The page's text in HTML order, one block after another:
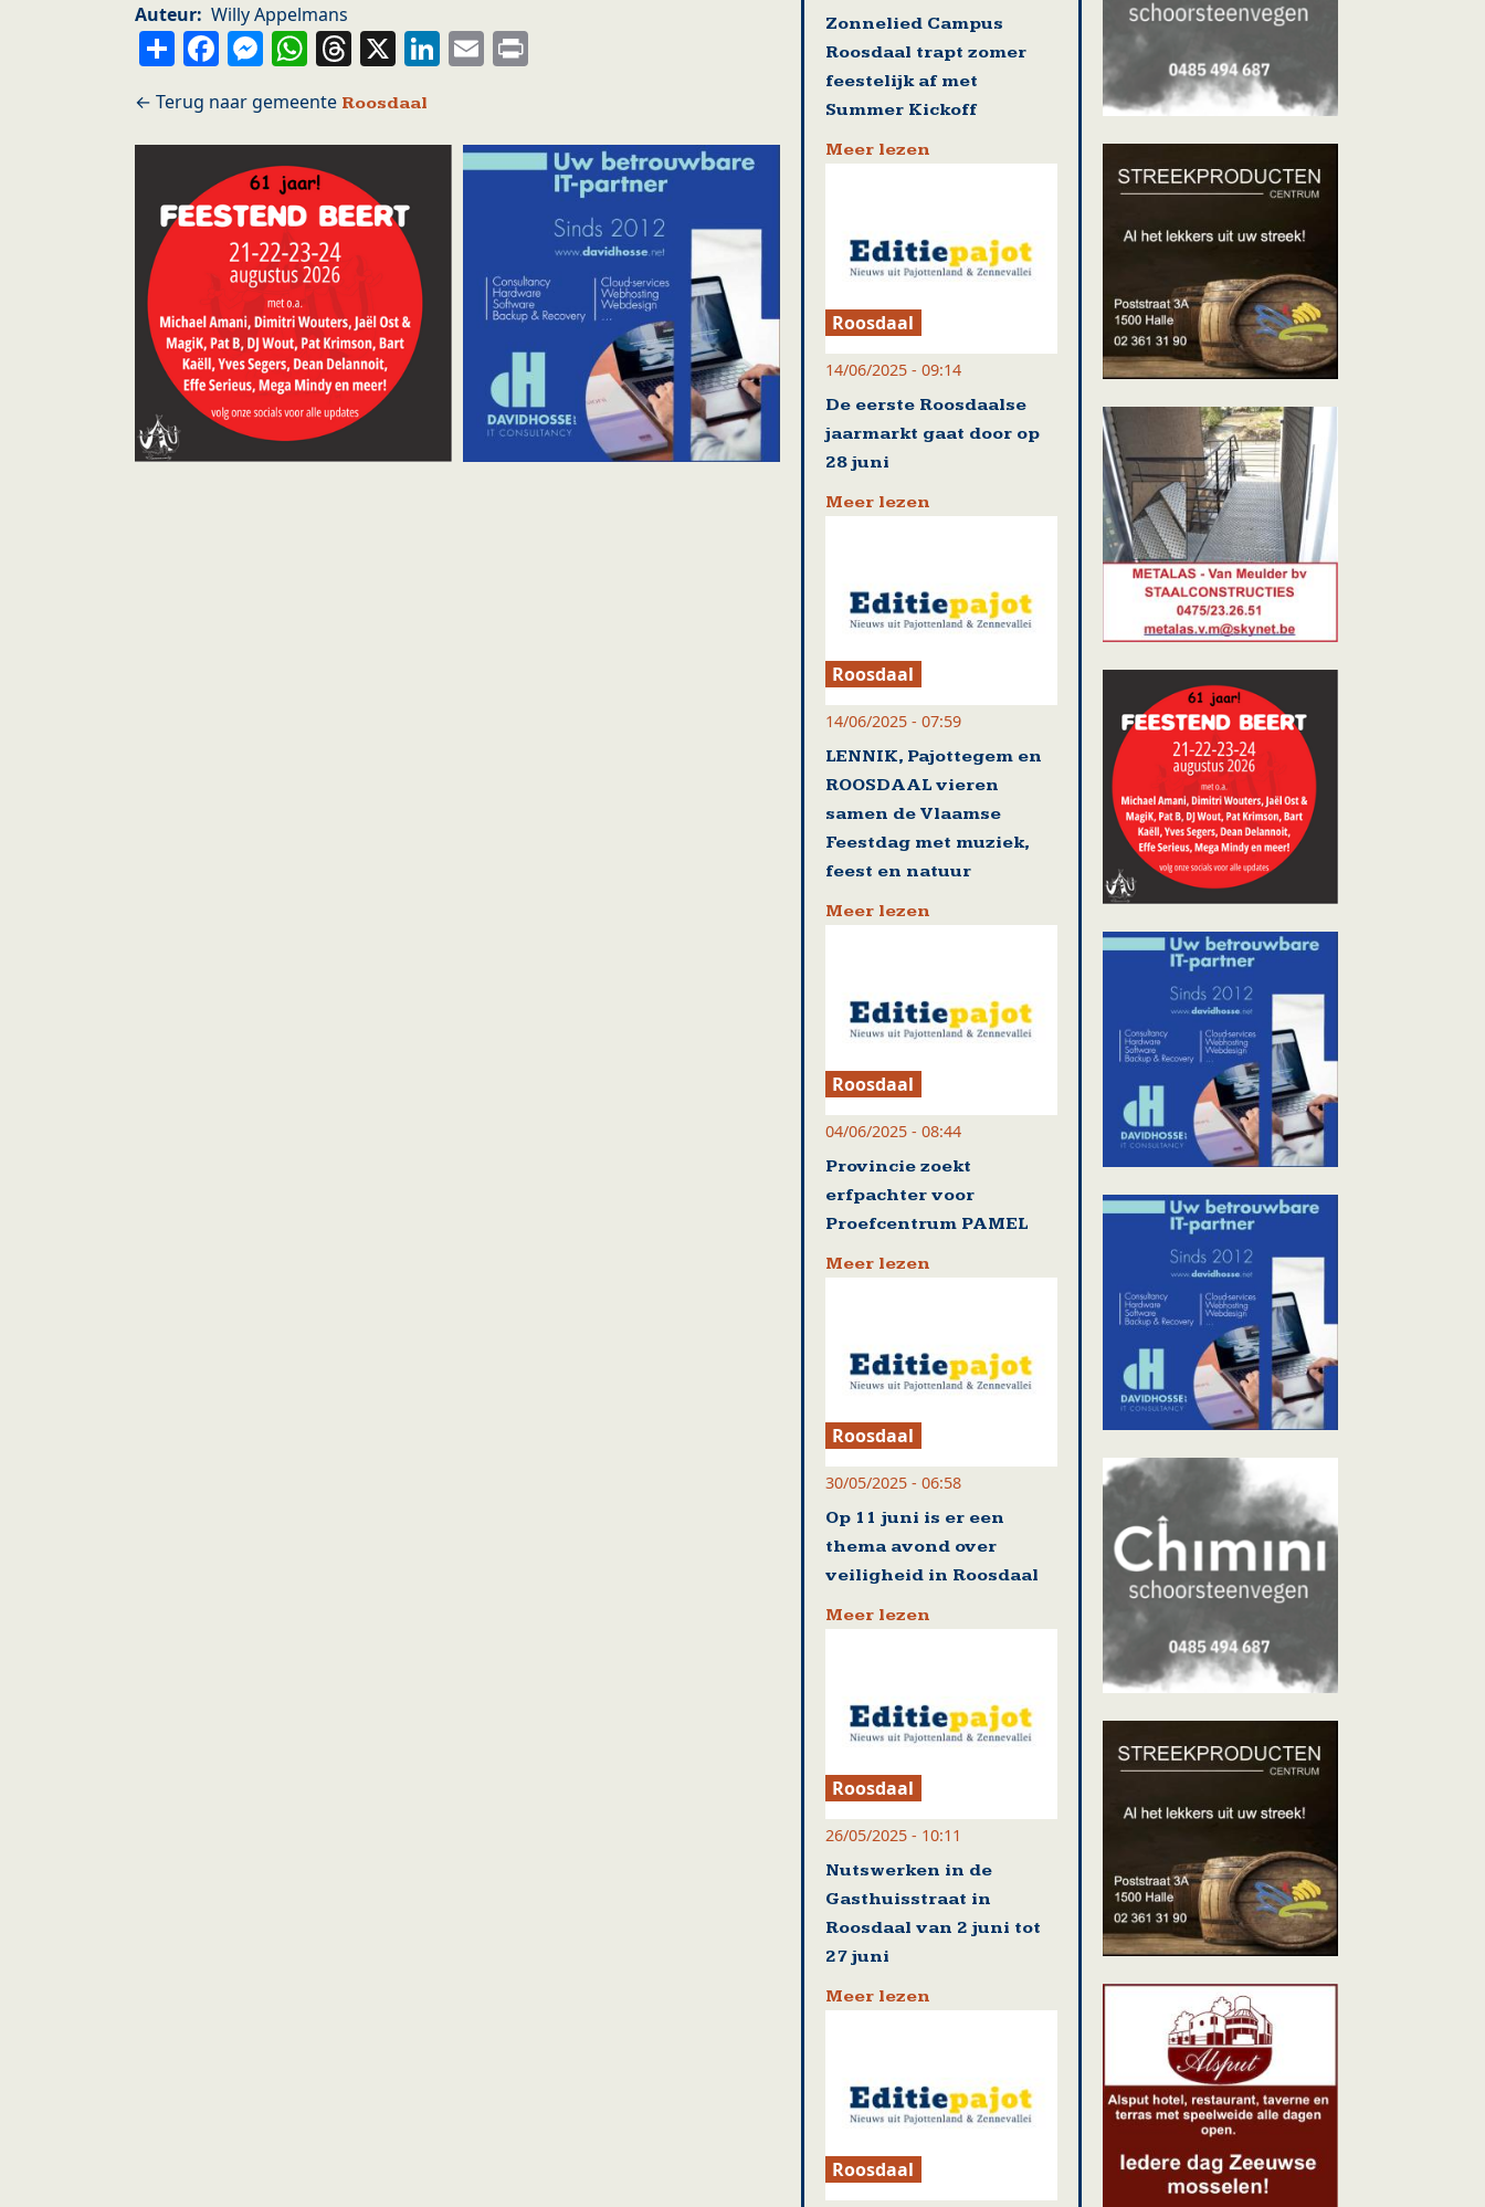
Auteur Willy Appelmans
ShareFacebook
Messenger
WhatsApp
Threads
X LinkedIn
Email
Roosdaal
Zonnelied Campus
Roosdaal trapt zomer
feestelijk af met
Summer Kickoff
Meer lezen
Roosdaal
14/06/2025 - 09:14
De eerste Roosdaalse
jaarmarkt gaat door op
28 juni
Meer lezen
Roosdaal
14/06/2025 - 07:59
LENNIK, Pajottegem en
ROOSDAAL vieren
samen de Vlaamse
Feestdag met muziek,
feest en natuur
Meer lezen
Roosdaal
04/06/2025 - 08:44
Provincie zoekt
erfpachter voor
Proefcentrum PAMEL
Meer lezen
Roosdaal
30/05/2025 - 06:58
Op 11 juni is er een
thema avond over
veiligheid in Roosdaal
Meer lezen
Roosdaal
26/05/2025 - 10:11
Nutswerken in de
Gasthuisstraat in
Roosdaal van 2 juni tot
27 juni
Meer lezen
Roosdaal